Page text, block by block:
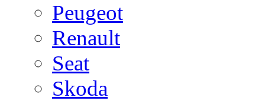
Peugeot
Renault
Seat
Skoda